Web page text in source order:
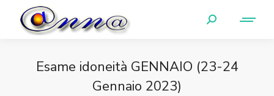
Esame idoneità GENNAIO (23-24
Gennaio 2023)